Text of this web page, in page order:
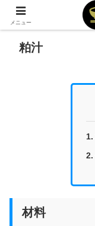
粕汁
材料
メニュー